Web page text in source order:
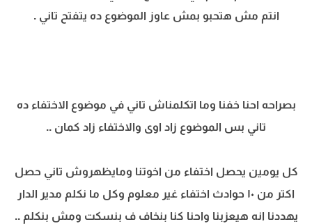
انتم مش هتحبو بمش عاوز الموضوع ده يتفتح تاني .
بصراحه احنا خفنا وما اتكلمناش تاني في موضوع الاختفاء ده
تاني بس الموضوع زاد اوى والاختفاء زاد كمان ..
كل يومين يحصل اختفاء من اخوتنا ومايظهروش تاني حصل
اكتر من ١٠ حوادث اختفاء غير معلوم وكل ما نكلم مدير الدار
يهددنا انه هيعزبنا واحنا كنا بنخاف ف بنسكت ومش بنكلم ..